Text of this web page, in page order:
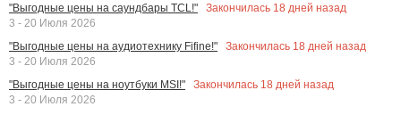
"Выгодные цены на саундбары TCL!"
Закончилась 18 дней назад
3 - 20 Июля 2026
"Выгодные цены на аудиотехнику Fifine!"
Закончилась 18 дней назад
3 - 20 Июля 2026
"Выгодные цены на ноутбуки MSI!"
Закончилась 18 дней назад
3 - 20 Июля 2026